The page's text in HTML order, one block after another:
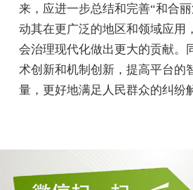
来，应进一步总结和完善“和合
动其在更广泛的地区和领域应用
会治理现代化做出更大的贡献。
术创新和机制创新，提高平台的
量，更好地满足人民群众的纠纷